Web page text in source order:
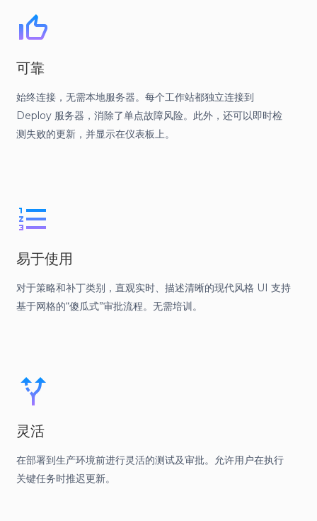
可靠
始终连接，无需本地服务器。每个工作站都独立连接到
Deploy 服务器，消除了单点故障风险。此外，还可以即时检
测失败的更新，并显示在仪表板上。
易于使用
对于策略和补丁类别，直观实时、描述清晰的现代风格 UI 支持
基于网格的“傻瓜式”审批流程。无需培训。
灵活
在部署到生产环境前进行灵活的测试及审批。允许用户在执行
关键任务时推迟更新。